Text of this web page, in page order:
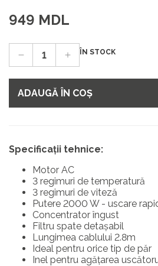
949 MDL
ÎN STOCK
ADAUGĂ ÎN COȘ
Specificații tehnice:
Motor AC
3 regimuri de temperatură
3 regimuri de viteză
Putere 2000 W - uscare
Concentrator îngust
Filtru spate detașabil
Lungimea cablului 2.8m
Ideal pentru orice tip de păr
Inel pentru agățarea